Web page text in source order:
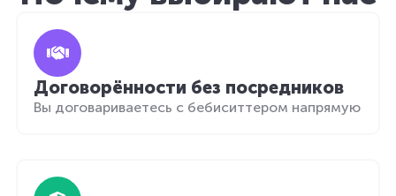
Договорённости без посредников
Вы договариваетесь с бебиситтером напрямую